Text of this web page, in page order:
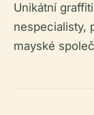
Unikátní
nespecialisty,
mayské